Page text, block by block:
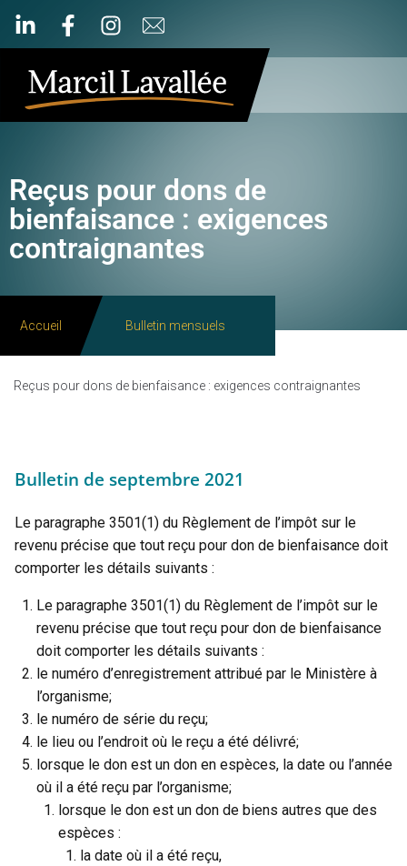
Reçus pour dons de
bienfaisance : exigences
contraignantes
Accueil Bulletin mensuels
Reçus pour dons de bienfaisance : exigences contraignantes
Bulletin de septembre 2021
Le paragraphe 3501(1) du Règlement de l’impôt sur le
revenu précise que tout reçu pour don de bienfaisance doit
comporter les détails suivants :
Le paragraphe 3501(1) du Règlement de l’impôt sur le
revenu précise que tout reçu pour don de bienfaisance
doit comporter les détails suivants :
le numéro d’enregistrement attribué par le Ministère à
l’organisme;
le numéro de série du reçu;
le lieu ou l’endroit où le reçu a été délivré;
lorsque le don est un don en espèces, la date ou l’année
où il a été reçu par l’organisme;
lorsque le don est un don de biens autres que des
espèces :
la date où il a été reçu,